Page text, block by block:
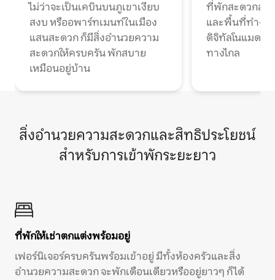
ไม่ว่าจะเป็นเคบินบนภูเขาเงียบ
สงบ หรืออพาร์ทเมนท์ในเมือง
แสนสะดวก ก็มีสิ่งอำนวยความ
สะดวกให้ครบครัน พักสบาย
เหมือนอยู่บ้าน
ที่พักสะดวกสบ
และพื้นที่ทำงา
ดิจิทัลโนแมดแ
ทางไกล
สิ่งอำนวยความสะดวกและสิทธิประโยชน์
สำหรับการเข้าพักระยะยาว
ที่พักให้เช่าตกแต่งพร้อมอยู่
เฟอร์นิเจอร์ครบครันพร้อมเข้าอยู่ มีทั้งห้องครัวและสิ่ง
อำนวยความสะดวก จะพักเดือนเดียวหรืออยู่ยาวๆ ก็ได้